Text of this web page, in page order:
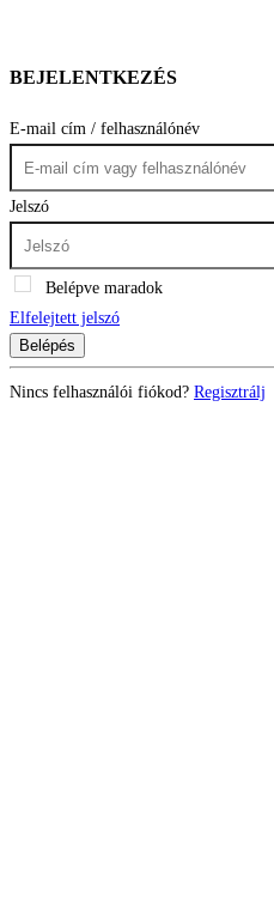
BEJELENTKEZÉS
E-mail cím / felhasználónév
Jelszó
Belépve maradok
Elfelejtett jelszó
Belépés
Nincs felhasználói fiókod? Regisztrálj